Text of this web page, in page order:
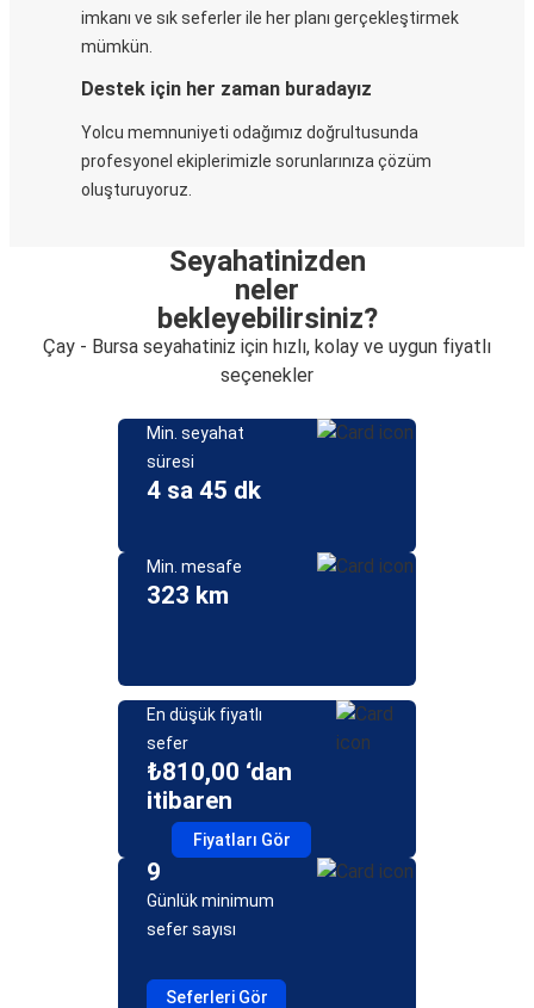
imkanı ve sık seferler ile her planı gerçekleştirmek
mümkün.
Destek için her zaman buradayız
Yolcu memnuniyeti odağımız doğrultusunda
profesyonel ekiplerimizle sorunlarınıza çözüm
oluşturuyoruz.
Seyahatinizden
neler
bekleyebilirsiniz?
Çay - Bursa seyahatiniz için hızlı, kolay ve uygun fiyatlı
seçenekler
Min. seyahat
süresi
4 sa 45 dk
Min. mesafe
323 km
En düşük fiyatlı
sefer
₺810,00 ‘dan
itibaren
Fiyatları Gör
9
Günlük minimum
sefer sayısı
Seferleri Gör